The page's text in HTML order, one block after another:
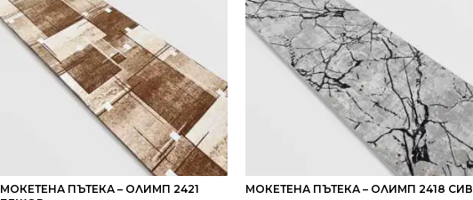
МОКЕТЕНА ПЪТЕКА – ОЛИМП 2421
МОКЕТЕНА ПЪТЕКА – ОЛИМП 2418 СИВ